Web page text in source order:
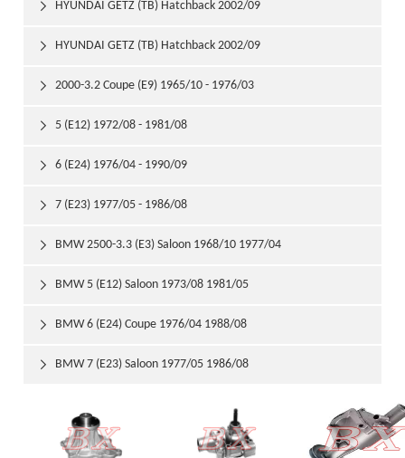
HYUNDAI GETZ (TB) Hatchback 2002/09

HYUNDAI GETZ (TB) Hatchback 2002/09

2000-3.2 Coupe (E9) 1965/10 - 1976/03

5 (E12) 1972/08 - 1981/08

6 (E24) 1976/04 - 1990/09

7 (E23) 1977/05 - 1986/08

BMW 2500-3.3 (E3) Saloon 1968/10 1977/04

BMW 5 (E12) Saloon 1973/08 1981/05

BMW 6 (E24) Coupe 1976/04 1988/08

BMW 7 (E23) Saloon 1977/05 1986/08
